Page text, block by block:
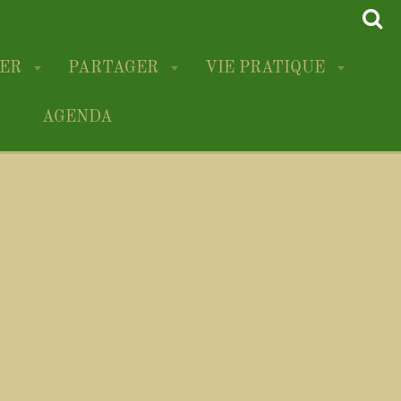
PARTAGER VIE PRATIQUE
AGENDA